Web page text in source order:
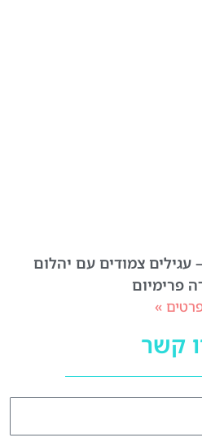
עגילים צמודים עם יהלום
פרימיום
»
קשר